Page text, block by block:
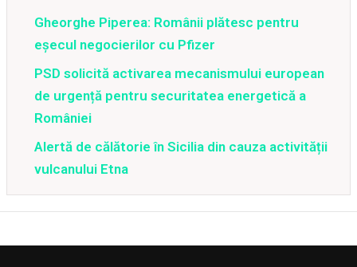
Gheorghe Piperea: Românii plătesc pentru
eșecul negocierilor cu Pfizer
PSD solicită activarea mecanismului european
de urgență pentru securitatea energetică a
României
Alertă de călătorie în Sicilia din cauza activității
vulcanului Etna